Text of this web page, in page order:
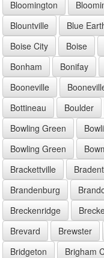
Bloomington
Blountville
Blue
Boise City
Boise
Bonham
Bonifay
Booneville
Bottineau
Boulder
Bowling Green
Bowling Green
Brackettville
Brandenburg
Breckenridge
Brevard
Brewster
Bridgeton
Brigham